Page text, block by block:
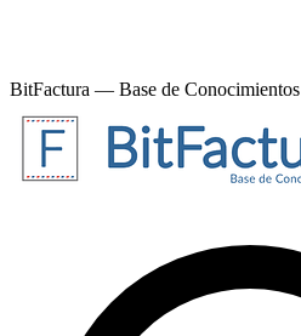
BitFactura — Base de Conocimientos